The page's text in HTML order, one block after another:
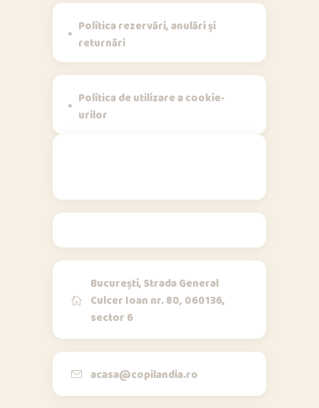
Politica rezervări, anulări și
returnări
Politica de utilizare a cookie-
urilor
București, Strada General
Culcer Ioan nr. 80, 060136,
sector 6
acasa@copilandia.ro
Bună!